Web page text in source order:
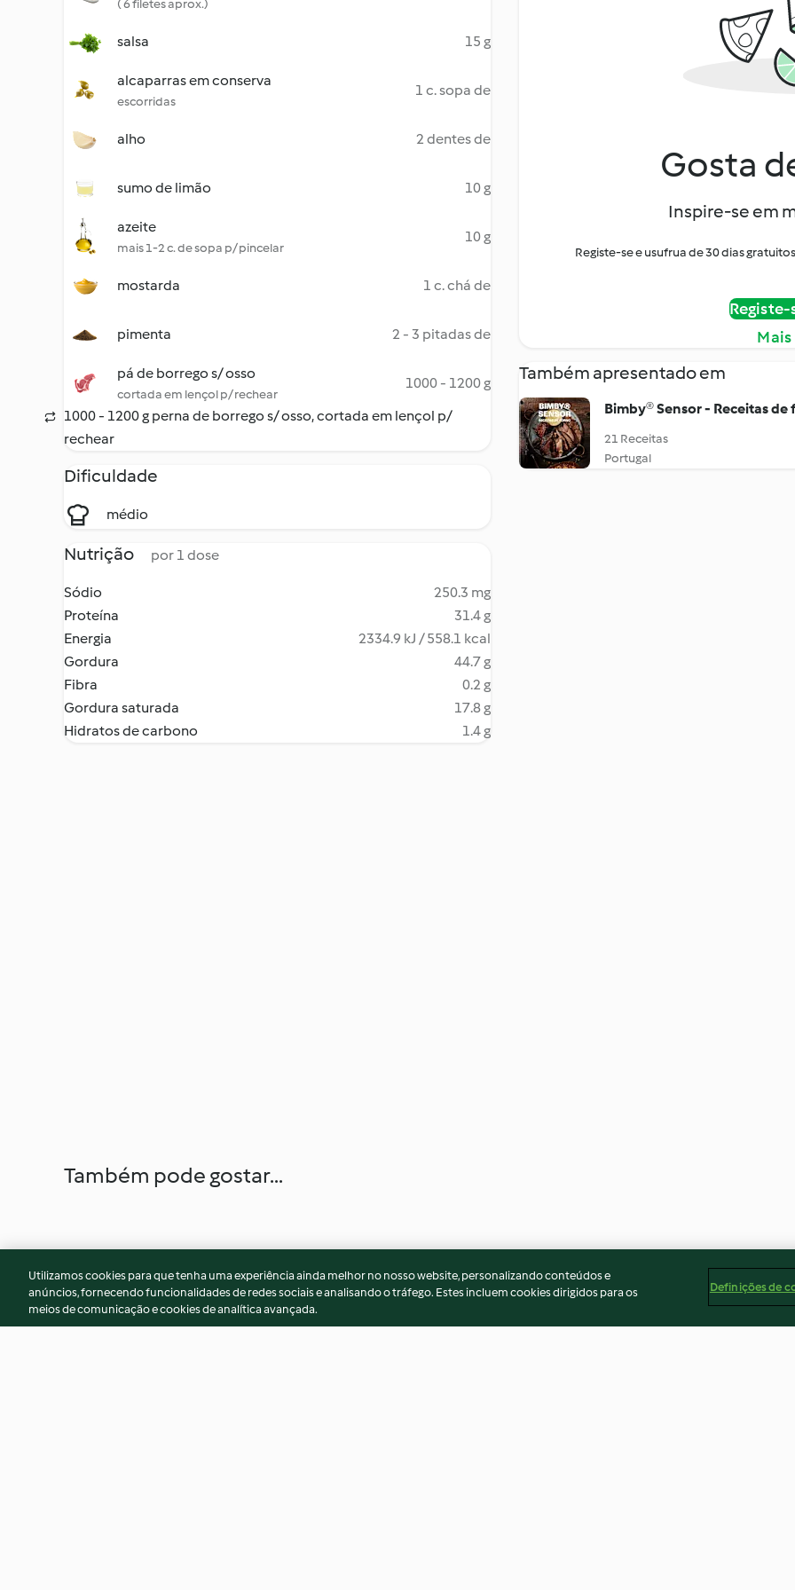
( 6 filetes aprox.)
salsa 15 g
alcaparras em conserva
escorridas
1 c. sopa de
alho 2 dentes de
sumo de limão 10 g
azeite
mais 1-2 c. de sopa p/ pincelar
10 g
mostarda 1 c. chá de
pimenta 2 - 3 pitadas de
pá de borrego s/ osso
cortada em lençol p/ rechear
1000 - 1200 g
1000 - 1200 g perna de borrego s/ osso, cortada em lençol p/
rechear
Dificuldade
médio
Nutrição por 1 dose
Sódio
250.3 mg
Proteína
31.4 g
Energia
2334.9 kJ / 558.1 kcal
Gordura
44.7 g
Fibra
0.2 g
Gordura saturada
17.8 g
Hidratos de carbono
1.4 g
Gosta
Inspire-se em
Registe-se e usufrua de 30 dias
Também apresentado em
Bimby® Sensor - Receitas de
21 Receitas
Portugal
Também pode gostar...
Utilizamos cookies para que tenha uma experiência ainda melhor no nosso website, personalizando conteúdos e
anúncios, fornecendo funcionalidades de redes sociais e analisando o tráfego. Estes incluem cookies dirigidos para os
meios de comunicação e cookies de analítica avançada.
Definições de